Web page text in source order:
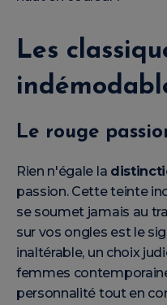
Les
Le rouge
Rien n'égale la
passion. Cette teinte
se soumet jamais au
sur vos ongles est le
inaltérable, un choix
femmes
personnalité tout en